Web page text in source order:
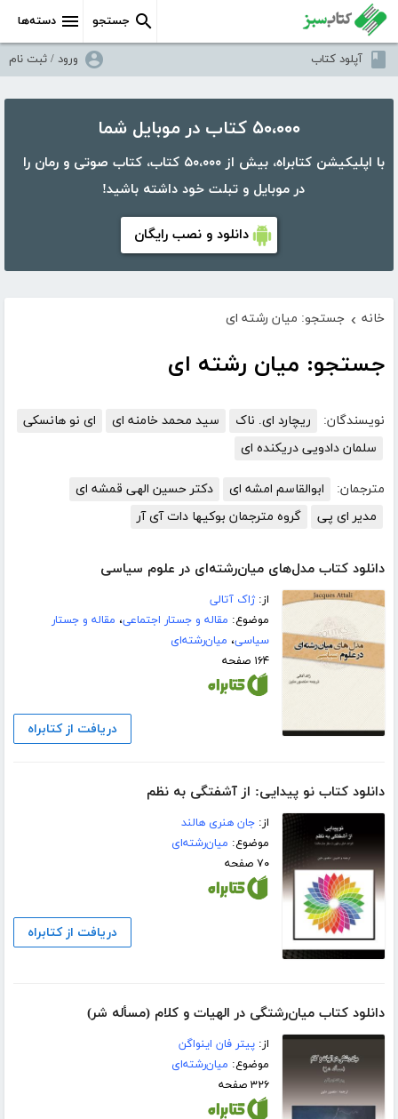
دسته‌ها جستجو
آپلود کتاب ورود / ثبت نام
۵۰،۰۰۰ کتاب در موبایل شما
با اپلیکیشن کتابراه، بیش از ۵۰،۰۰۰ کتاب، کتاب صوتی و رمان را
در موبایل و تبلت خود داشته باشید!
دانلود و نصب رایگان
خانه › جستجو: میان رشته ای
جستجو: میان رشته ای
نویسندگان: ریچارد ای. ناک سید محمد خامنه ای
ای نو هانسکی
سلمان دادویی دریکنده ای
مترجمان: ابوالقاسم امشه ای
دکتر حسین الهی قمشه ای
مدیر ای پی
گروه مترجمان بوکیها دات آی آر
دانلود کتاب مدل‌های میان‌رشته‌ای در علوم سیاسی
از:ژاک آتالی
موضوع: مقاله و جستار اجتماعی، مقاله و جستار
سیاسی، میان‌رشته‌ای
۱۶۴ صفحه
دریافت از کتابراه
دانلود کتاب نو پیدایی: از آشفتگی به نظم
از:جان هنری هالند
موضوع: میان‌رشته‌ای
۷۰ صفحه
دریافت از کتابراه
دانلود کتاب میان‌رشتگی در الهیات و کلام (مسأله شر)
از:پیتر فان اینواگن
موضوع: میان‌رشته‌ای
۳۲۶ صفحه